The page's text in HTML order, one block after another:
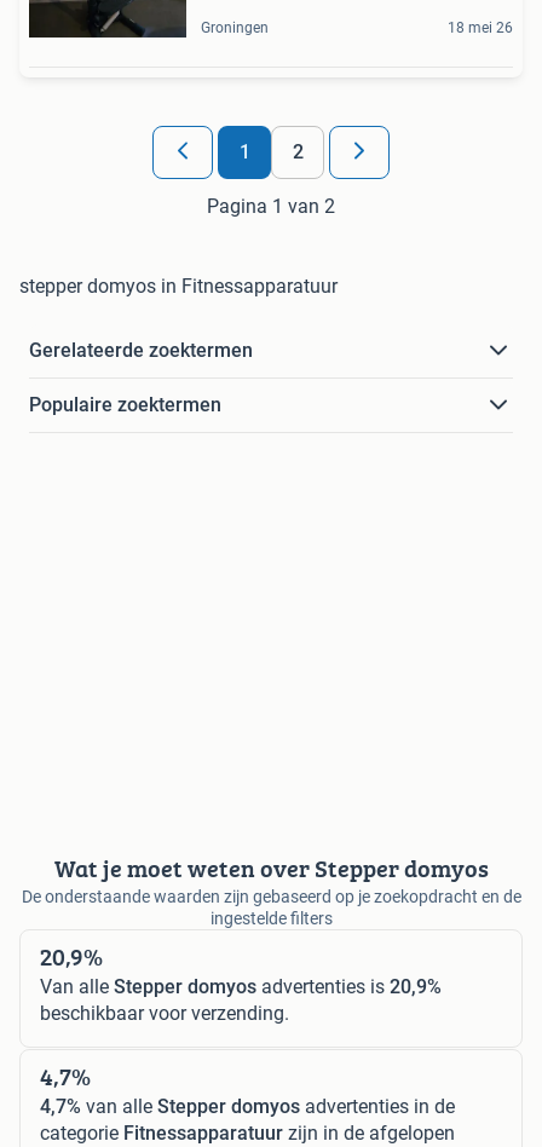
Groningen 18 mei 26
1 2
Pagina 1 van 2
stepper domyos in Fitnessapparatuur
Gerelateerde zoektermen
Populaire zoektermen
Wat je moet weten over Stepper domyos
De onderstaande waarden zijn gebaseerd op je zoekopdracht en de
ingestelde filters
20,9%
Van alle Stepper domyos advertenties is 20,9%
beschikbaar voor verzending.
4,7%
4,7% van alle Stepper domyos advertenties in de
categorie Fitnessapparatuur zijn in de afgelopen